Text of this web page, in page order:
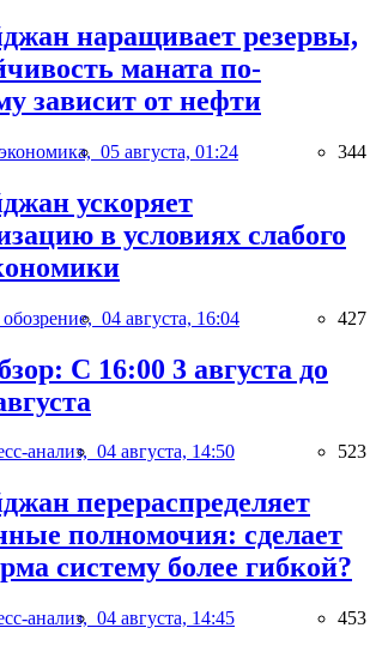
наращивает резервы,
маната по-
зависит от нефти
05 августа, 01:24 344
ускоряет
в условиях слабого
04 августа, 16:04 427
С 16:00 3 августа до
анализ, 04 августа, 14:50 523
перераспределяет
полномочия: сделает
систему более гибкой?
анализ, 04 августа, 14:45 453